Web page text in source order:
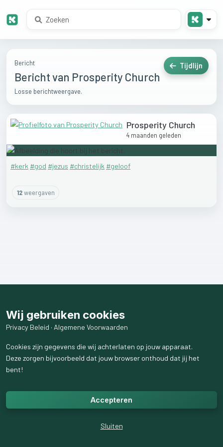
Bericht
Bericht van Prosperity Church
Losse berichtweergave.
Tijdlijn
Prosperity Church
4 maanden geleden
#kerk #god #jezus #christelijk #geloof
12weergaven
Wij gebruiken cookies
Privacy Beleid · Algemene Voorwaarden
Cookies zijn gegevens die wij achterlaten op jouw apparaat.
Deze zorgen bijvoorbeeld dat jouw browser onthoud dat jij het
bent!
Accepteren
Sluiten